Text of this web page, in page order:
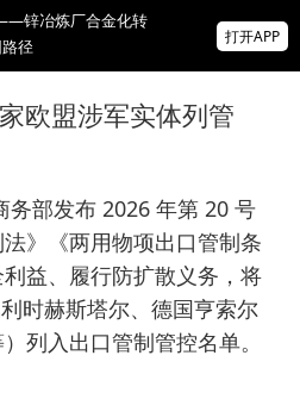
锌冶炼厂合金化转
径
业务仍处培育发展
2026上海金属周
打开APP
欧盟涉军实体列管
务部发布 2026 年第 20 号
》《两用物项出口管制条
益、履行防扩散义务，将
时赫斯塔尔、德国亨索尔
列入出口管制管控名单。